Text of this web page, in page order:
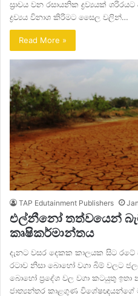
ස්‍රාවය වන රසායනික ද්‍රව්‍යයක්
ද්‍රව්‍යය විනාශ කිරිමට සෛල වලින්…
Read More »
TAP Edutainment Publishers
එල්නීනෝ තත්වයෙන්
කෘෂිකර්මාන්තය
දැනට වසර දෙකක කාලයක සිට
රටාව නිසා බොහෝ වගා බිම් වලට
බොහෝ ප්‍රදේශ වල වගා කටයුතු ඉතා
ජාත්‍යන්තර කාළගුණ